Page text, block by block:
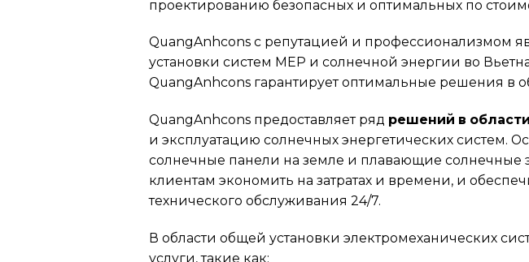
проектированию безопасных и оптимальных по
QuangAnhcons с репутацией и профессионализмом
установки систем MEP и солнечной энергии во
QuangAnhcons гарантирует оптимальные решения в
QuangAnhcons предоставляет ряд решений в
и эксплуатацию солнечных энергетических
солнечные панели на земле и плавающие солнечные
клиентам экономить на затратах и времени, и
технического обслуживания 24/7.
В области общей установки электромеханических
услуги, такие как: